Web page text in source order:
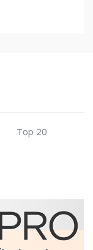
Top 20
1J074102-121
impressão